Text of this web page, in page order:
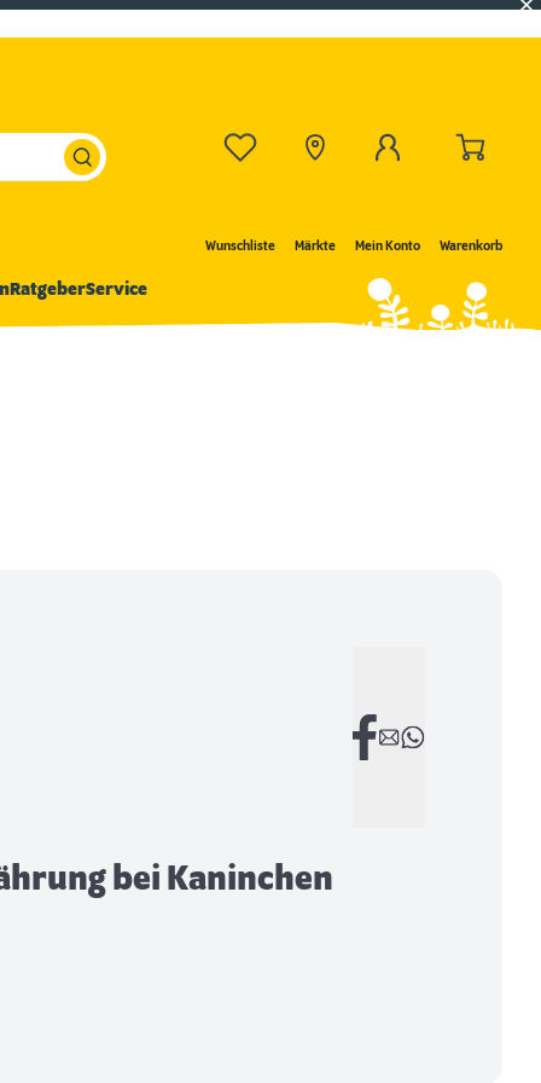
Wunschliste Märkte Mein Konto Warenkorb
RatgeberService
bei Kaninchen